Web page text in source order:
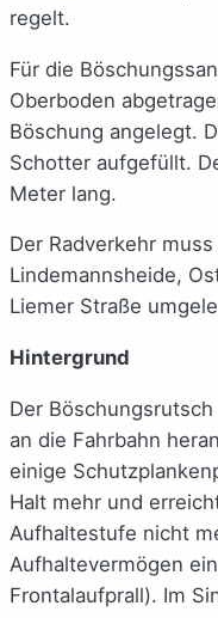
regelt.
Für die
Oberboden
Böschung angelegt.
Schotter aufgefüllt.
Meter lang.
Der Radverkehr
Lindemannsheide,
Liemer Straße
Hintergrund
Der
an die Fahrbahn
einige
Halt mehr und
Aufhaltestufe nicht
Aufhaltevermögen
Frontalaufprall). Im